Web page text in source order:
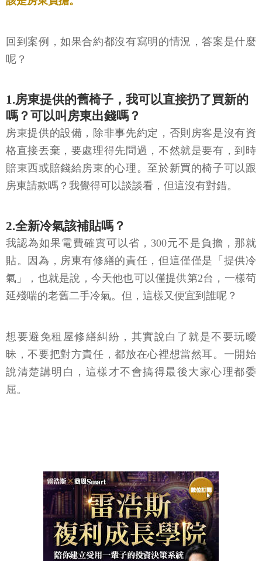
回到案例，如果合約都沒有寫明的情況，答案是什麼
呢？
1.房東提供的舊椅子，我可以直接扔了買新的
嗎？可以叫房東出錢嗎？
房東提供的設備，除非事先約定，否則房客是沒有資
格直接丟棄，要處理得先問過，不然就是要有，到時
賠東西或賠錢給房東的心理。至於新買的椅子可以跟
房東請款嗎？我覺得可以談談看，但這沒有對錯。
2.全新冷氣該補貼嗎？
我認為如果電費確實可以省，300元不是負擔，那就
貼。因為，房東有修繕的責任，但這僅僅是「提供冷
氣」，也就是說，今天他也可以僅提供第2台，一樣苟
延殘喘的老舊二手冷氣。但，這樣又便宜到誰呢？
想要避免租屋修繕糾紛，其實說白了就是不要玩曖
昧，不要把對方責任，都放在心裡想當然耳。一開始
說清楚講明白，這樣才不會搞得最後大家心理都委
屈。